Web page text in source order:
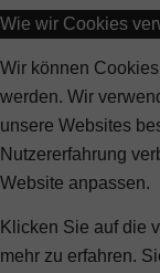
Wie wir Cookies
Wir können
werden. Wir
unsere Websites
Nutzererfahrung
Website anpassen.
Klicken Sie auf die
mehr zu erfahren.